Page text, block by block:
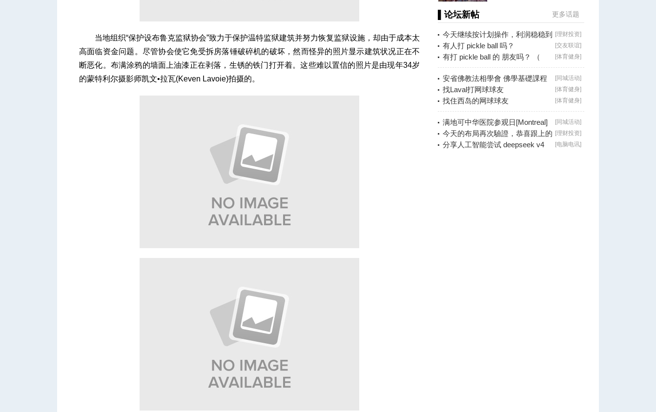
当地组织“保护设布鲁克监狱协会”致力于保护温特监狱建筑并努力恢复监狱设施，却由于成本太
高面临资金问题。尽管协会使它免受拆房落锤破碎机的破坏，然而怪异的照片显示建筑状况正在不
断恶化。布满涂鸦的墙面上油漆正在剥落，生锈的铁门打开着。这些难以置信的照片是由现年34岁
的蒙特利尔摄影师凯文•拉瓦(Keven Lavoie)拍摄的。
▌论坛新帖 更多话题
[理财投资]
今天继续按计划操作，利润稳稳到
手！
[交友联谊]
有人打 pickle ball 吗？
[体育健身]
有打 pickle ball 的 朋友吗？ （
Brossard
[同城活动]
安省佛教法相學會 佛學基礎課程
（第二十八
[体育健身]
找Laval打网球球友
[体育健身]
找住西岛的网球球友
[同城活动]
满地可中华医院参观日[Montreal]
[理财投资]
今天的布局再次驗證，恭喜跟上的
朋友！
[电脑电讯]
分享人工智能尝试 deepseek v4